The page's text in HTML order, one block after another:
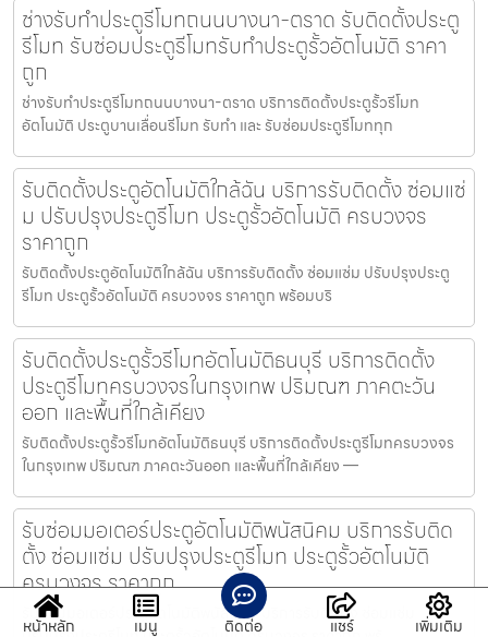
ช่างรับทำประตูรีโมทถนนบางนา-ตราด รับติดตั้งประตู
รีโมท รับซ่อมประตูรีโมทรับทำประตูรั้วอัตโนมัติ ราคา
ถูก
ช่างรับทำประตูรีโมทถนนบางนา-ตราด บริการติดตั้งประตูรั้วรีโมท
อัตโนมัติ ประตูบานเลื่อนรีโมท รับทำ และ รับซ่อมประตูรีโมททุก
รับติดตั้งประตูอัตโนมัติใกล้ฉัน บริการรับติดตั้ง ซ่อมแซ่
ม ปรับปรุงประตูรีโมท ประตูรั้วอัตโนมัติ ครบวงจร
ราคาถูก
รับติดตั้งประตูอัตโนมัติใกล้ฉัน บริการรับติดตั้ง ซ่อมแซ่ม ปรับปรุงประตู
รีโมท ประตูรั้วอัตโนมัติ ครบวงจร ราคาถูก พร้อมบริ
รับติดตั้งประตูรั้วรีโมทอัตโนมัติธนบุรี บริการติดตั้ง
ประตูรีโมทครบวงจรในกรุงเทพ ปริมณฑ ภาคตะวัน
ออก และพื้นที่ใกล้เคียง
รับติดตั้งประตูรั้วรีโมทอัตโนมัติธนบุรี บริการติดตั้งประตูรีโมทครบวงจร
ในกรุงเทพ ปริมณฑ ภาคตะวันออก และพื้นที่ใกล้เคียง —
รับซ่อมมอเตอร์ประตูอัตโนมัติพนัสนิคม บริการรับติด
ตั้ง ซ่อมแซ่ม ปรับปรุงประตูรีโมท ประตูรั้วอัตโนมัติ
ครบวงจร ราคาถูก
รับซ่อมมอเตอร์ประตูอัตโนมัติพนัสนิคม บริการรับติดตั้ง ซ่อมแซ่ม
หน้าหลัก เมนู ติดต่อ แชร์ เพิ่มเติม